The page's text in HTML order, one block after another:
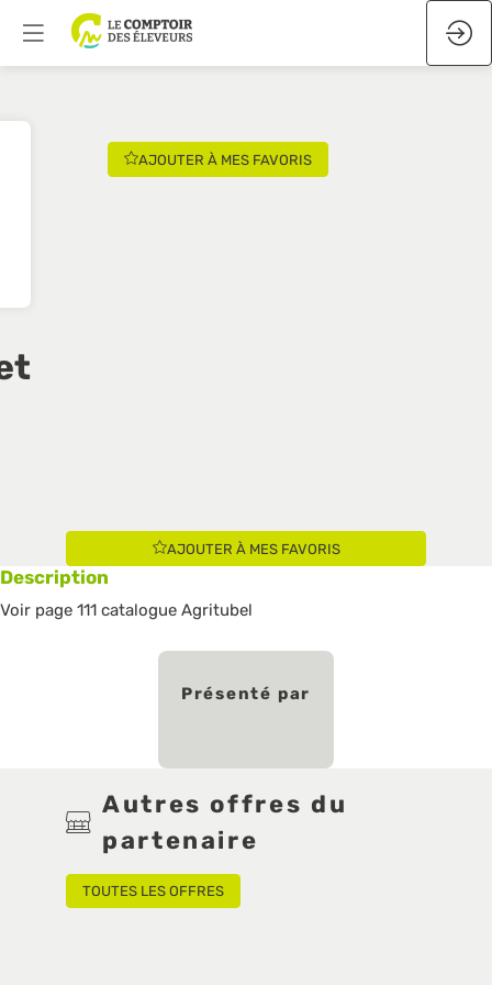
AJOUTER À MES FAVORIS
AJOUTER À MES FAVORIS
Description
Voir page 111 catalogue Agritubel
Présenté par
Autres offres du
partenaire
TOUTES LES OFFRES